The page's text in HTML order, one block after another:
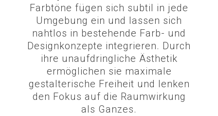
Farbtöne fügen sich subtil in jede
Umgebung ein und lassen sich
nahtlos in bestehende Farb- und
Designkonzepte integrieren. Durch
ihre unaufdringliche Ästhetik
ermöglichen sie maximale
gestalterische Freiheit und lenken
den Fokus auf die Raumwirkung
als Ganzes.